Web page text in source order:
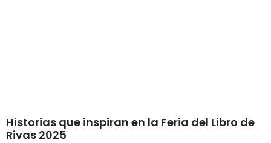
Historias que inspiran en la Feria del Libro de
Rivas 2025